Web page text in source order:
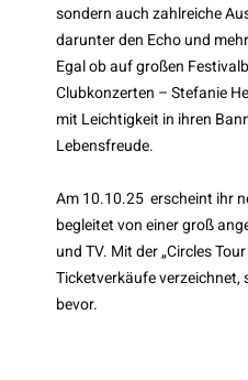
sondern auch zahlreiche
darunter den Echo und
Egal ob auf großen
Clubkonzerten – Stefanie
mit Leichtigkeit in ihren
Lebensfreude.
Am 10.10.25 erscheint ihr
begleitet von einer groß
und TV. Mit der „Circles
Ticketverkäufe
bevor.